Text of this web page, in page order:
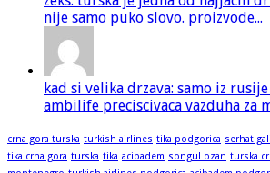
nije samo puko slovo. proizvode...
kad si velika drzava: samo iz
ambilife preciscivaca vazduha za
crna gora turska turkish airlines tika podgorica serhat
tika crna gora turska tika acibadem songul ozan turska